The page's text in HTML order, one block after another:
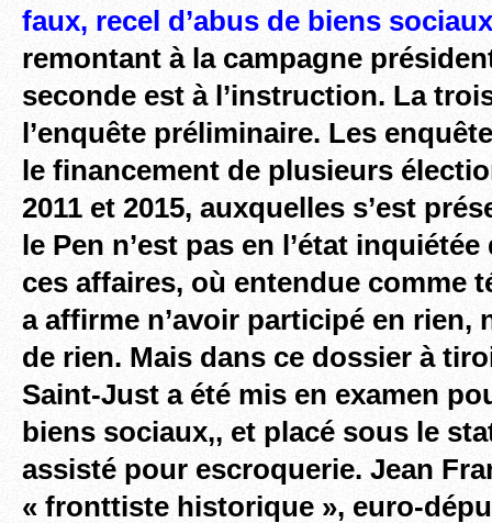
faux, recel d’abus de biens
remontant à la campagne
seconde est à l’instruction. La
l’enquête préliminaire. Les
le financement de plusieurs
2011 et 2015, auxquelles s’est
le Pen n’est pas en l’état
ces affaires, où entendue comme
a affirme n’avoir participé en rien,
de rien. Mais dans ce dossier à
Saint-Just a été mis en examen
biens sociaux,, et placé sous le
assisté pour escroquerie. Jean
« fronttiste historique », euro-